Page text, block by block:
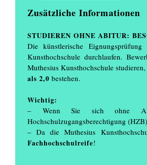
Zusätzliche Informationen
STUDIEREN OHNE ABITUR:
Die künstlerische
Kunsthochschule durchlaufen.
Muthesius Kunsthochschule
als 2,0 bestehen.
Wichtig:
– Wenn Sie sich ohne
Hochschulzugangsberechtigung
– Da die Muthesius
Fachhochschulreife!